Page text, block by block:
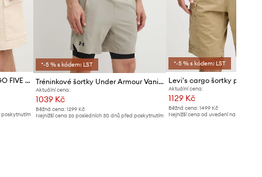
Kraťasy Pepe Jeans GYMDIGO FIVE POCKETS CARGO SHORT
poskytnutím
*-5 % s kódem: LST
Tréninkové šortky Under Armour Vanish
Aktuální cena:
1039 Kč
Běžná cena:1299 Kč
Nejnižší cena za posledních 30 dnů před poskytnutím
*-5 % s kódem: LST
Aktuální cena:
1129 Kč
Běžná cena: 1499 Kč
Nejnižší cena od uvedení na trh: